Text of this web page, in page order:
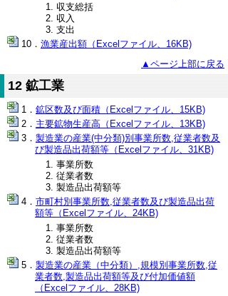
収支総括
収入
支出
漁業産出額（Excelファイル、16KB)
▲ページ上部に戻る
12 鉱工業
鉱区数及び面積（Excelファイル、15KB)
主要鉱物生産高（Excelファイル、13KB)
製造業の産業(中分類)別事業所数,従業者数及
び製造品出荷額等（Excelファイル、31KB)
事業所数
従業者数
製造品出荷額等
市町村別事業所数,従業者数及び製造品出荷
額等（Excelファイル、24KB)
事業所数
従業者数
製造品出荷額等
製造業の産業（中分類）,規模別事業所数,従
業者数,製造品出荷額等及び付加価値額
（Excelファイル、28KB)